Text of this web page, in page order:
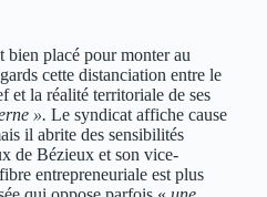
placé pour monter au
cette distanciation entre le
et la réalité territoriale de ses
». Le syndicat affiche cause
il abrite des sensibilités
de Bézieux et son vice-
entrepreneuriale est plus